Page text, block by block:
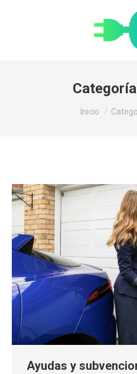
Estás aquí:
Inicio
Ayudas y